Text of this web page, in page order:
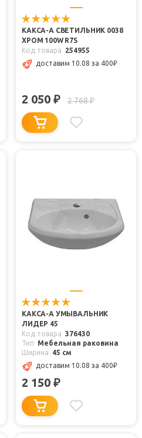
КАКСА-А СВЕТИЛЬНИК 0038
ХРОМ 100W R7S
Код товара
254955
доставим 10.08 за 400₽
2 050 ₽ 2 768₽
КАКСА-А УМЫВАЛЬНИК
ЛИДЕР 45
Код товара 376430
Тип
Мебельная раковина
Ширина
45 см
доставим 10.08 за 400₽
2 150 ₽